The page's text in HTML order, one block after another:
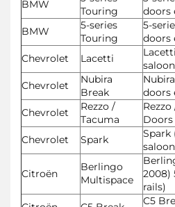
BMW
Touring
doors
BMW
5-series
Touring
5-
doors
Chevrolet
Lacetti
Chevrolet
Nubira
Break
doors
Chevrolet
Rezzo /
Tacuma
Doors
Chevrolet
Spark
Spark
Citroën
Berlingo
Multispace
2008)
rails)
C5